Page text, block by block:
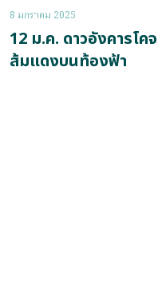
8 มกราคม 2025
12 ม.ค. ดาวอังคารโค
ส้มแดงบนท้องฟ้า